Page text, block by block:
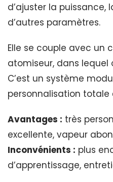
d’ajuster la puissance,
d’autres paramètres.
Elle se couple avec un
atomiseur, dans lequel
C’est un système
personnalisation totale
Avantages : très
excellente, vapeur
Inconvénients : plus
d’apprentissage,